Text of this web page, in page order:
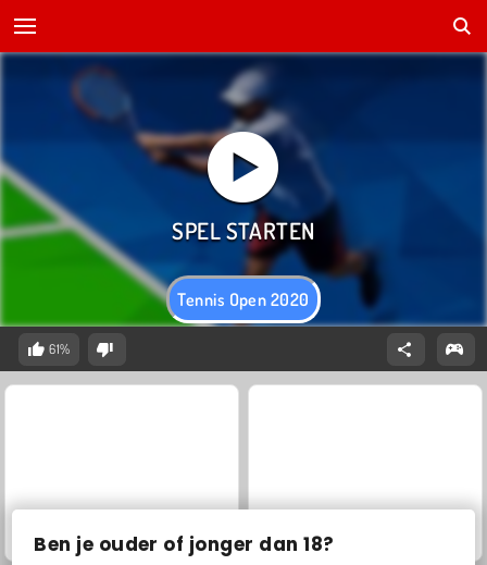
Ben je ouder of jonger dan 18?
Tennis Open 2020
61%
Jewel Garden Story Masha and the Bear: Meadows